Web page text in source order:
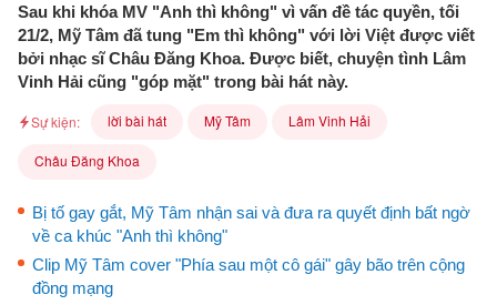
Sau khi khóa MV "Anh thì không" vì vấn đề tác quyền, tối
21/2, Mỹ Tâm đã tung "Em thì không" với lời Việt được viết
bởi nhạc sĩ Châu Đăng Khoa. Được biết, chuyện tình Lâm
Vinh Hải cũng "góp mặt" trong bài hát này.
Sự kiện: lời bài hát Mỹ Tâm Lâm Vinh Hải
Châu Đăng Khoa
Bị tố gay gắt, Mỹ Tâm nhận sai và đưa ra quyết định bất ngờ
về ca khúc "Anh thì không"
Clip Mỹ Tâm cover "Phía sau một cô gái" gây bão trên cộng
đồng mạng